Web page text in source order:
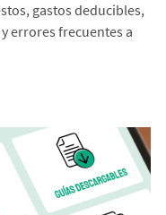
gastos deducibles,
errores frecuentes a